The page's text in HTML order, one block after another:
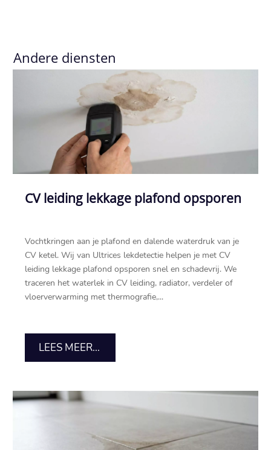
Andere diensten
CV leiding lekkage plafond opsporen
Vochtkringen aan je plafond en dalende waterdruk van je
CV ketel.​ Wij van Ultrices lekdetectie helpen je met CV
leiding lekkage plafond opsporen snel en schadevrij.​ We
traceren het waterlek in CV leiding, radiator, verdeler of
vloerverwarming met thermografie,...
LEES MEER...